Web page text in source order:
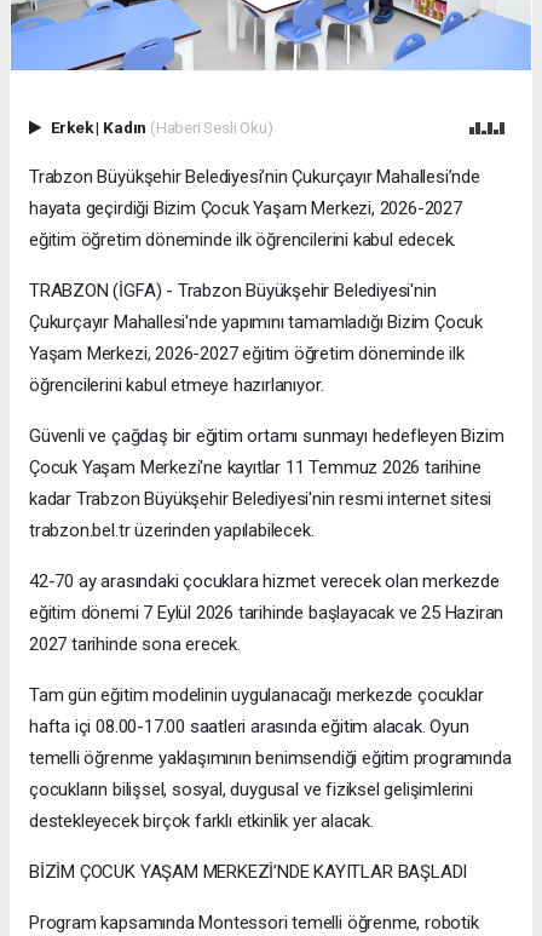
Erkek| Kadın (Haberi Sesli Oku)
Trabzon Büyükşehir Belediyesi’nin Çukurçayır Mahallesi’nde
hayata geçirdiği Bizim Çocuk Yaşam Merkezi, 2026-2027
eğitim öğretim döneminde ilk öğrencilerini kabul edecek.
TRABZON (İGFA) - Trabzon Büyükşehir Belediyesi'nin
Çukurçayır Mahallesi'nde yapımını tamamladığı Bizim Çocuk
Yaşam Merkezi, 2026-2027 eğitim öğretim döneminde ilk
öğrencilerini kabul etmeye hazırlanıyor.
Güvenli ve çağdaş bir eğitim ortamı sunmayı hedefleyen Bizim
Çocuk Yaşam Merkezi'ne kayıtlar 11 Temmuz 2026 tarihine
kadar Trabzon Büyükşehir Belediyesi'nin resmi internet sitesi
trabzon.bel.tr üzerinden yapılabilecek.
42-70 ay arasındaki çocuklara hizmet verecek olan merkezde
eğitim dönemi 7 Eylül 2026 tarihinde başlayacak ve 25 Haziran
2027 tarihinde sona erecek.
Tam gün eğitim modelinin uygulanacağı merkezde çocuklar
hafta içi 08.00-17.00 saatleri arasında eğitim alacak. Oyun
temelli öğrenme yaklaşımının benimsendiği eğitim programında
çocukların bilişsel, sosyal, duygusal ve fiziksel gelişimlerini
destekleyecek birçok farklı etkinlik yer alacak.
BİZİM ÇOCUK YAŞAM MERKEZİ’NDE KAYITLAR BAŞLADI
Program kapsamında Montessori temelli öğrenme, robotik